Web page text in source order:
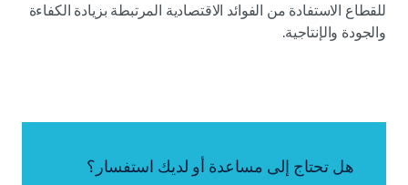
للقطاع الاستفادة من الفوائد الاقتصادية المرتبطة بزيادة الكفاءة
والجودة والإنتاجية.
هل تحتاج إلى مساعدة أو لديك استفسار؟